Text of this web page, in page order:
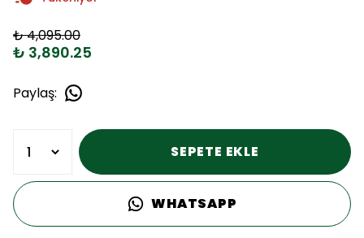
₺ 4,095.00
₺ 3,890.25
Paylaş:
SEPETE EKLE
WHATSAPP